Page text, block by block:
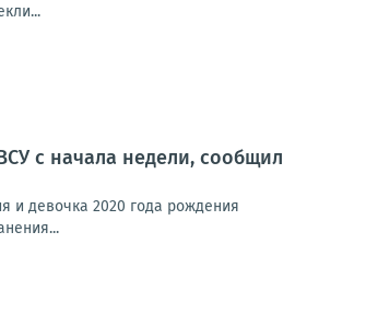
с начала недели, сообщил
и девочка 2020 года рождения